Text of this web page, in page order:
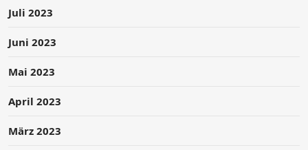
Juli 2023
Juni 2023
Mai 2023
April 2023
März 2023